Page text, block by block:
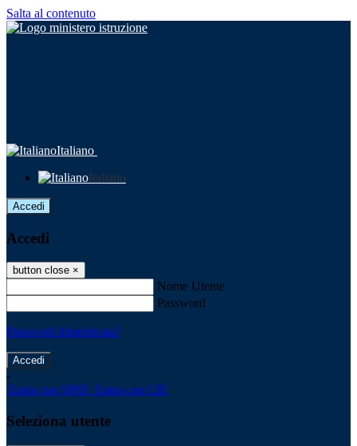
Salta al contenuto
Italiano
Italiano
Accedi
Accedi
button close ×
Nome Utente
Password
Password dimenticata?
-
Entra con SPID Entra con CIE
Seleziona utente